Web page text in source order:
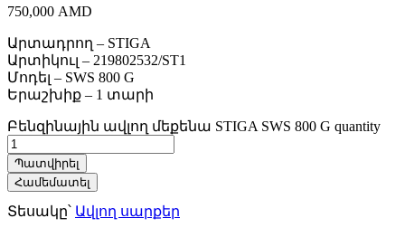
750,000 AMD
Արտադրող – STIGA
Արտիկուլ – 219802532/SТ1
Մոդել – SWS 800 G
Երաշխիք – 1 տարի
Բենզինային ավլող մեքենա STIGA SWS 800 G quantity
Պատվիրել
Համեմատել
Տեսակը՝ Ավլող սարքեր